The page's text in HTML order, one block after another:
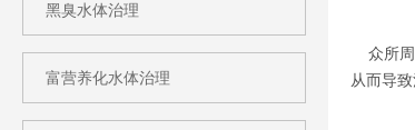
黑臭水体治理
富营养化水体治理
众所周
从而导